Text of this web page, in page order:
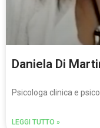
Daniela Di
Psicologa clinica e
LEGGI TUTTO »